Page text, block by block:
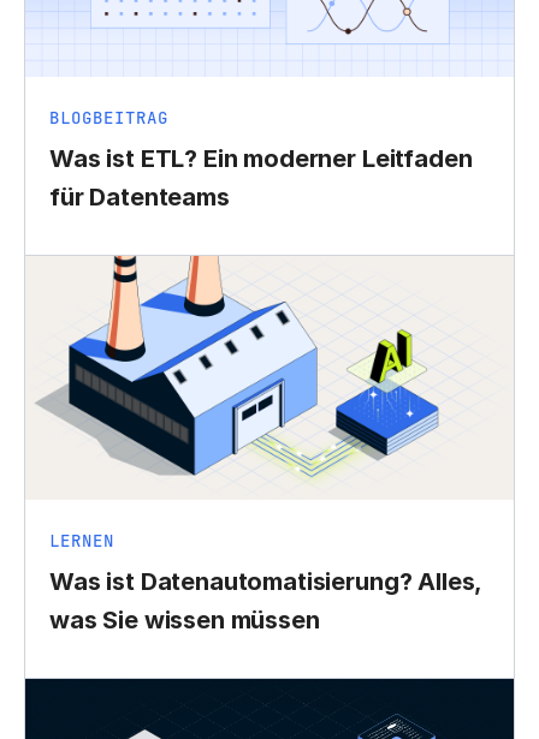
BLOGBEITRAG
Was ist ETL? Ein moderner Leitfaden
für Datenteams
LERNEN
Was ist Datenautomatisierung? Alles,
was Sie wissen müssen